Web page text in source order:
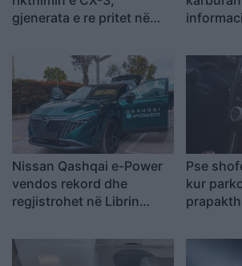
gjenerata e re pritet në
Nissan Qashqai e-Power
vendos rekord dhe
regjistrohet në Librin
Pse
kur